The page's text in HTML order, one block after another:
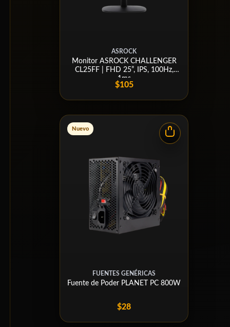
ASROCK
Monitor ASROCK CHALLENGER
CL25FF | FHD 25”, IPS, 100Hz,
1ms
$105
Nuevo
FUENTES GENÉRICAS
Fuente de Poder PLANET PC 800W
$28